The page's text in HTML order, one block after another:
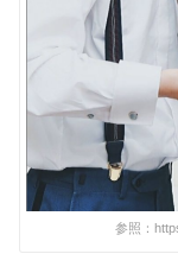
参照：